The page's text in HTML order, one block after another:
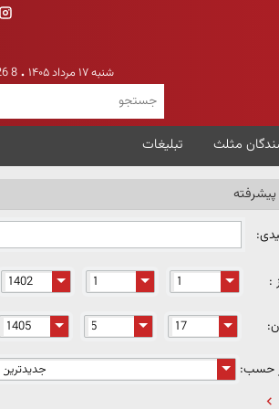
شنبه ۱۷ مرداد ۱۴۰۵ 8 August 2026
مثلث تبلیغات
:
حسب: